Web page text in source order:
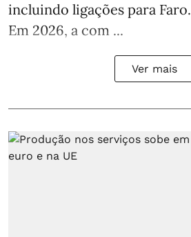
incluindo ligações para Faro.
Em 2026, a com ...
Ver mais